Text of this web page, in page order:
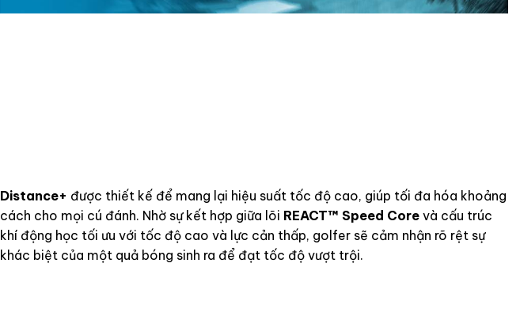
Distance+ được thiết kế để mang lại hiệu suất tốc độ cao, giúp tối đa hóa khoảng
cách cho mọi cú đánh. Nhờ sự kết hợp giữa lõi REACT™ Speed Core và cấu trúc
khí động học tối ưu với tốc độ cao và lực cản thấp, golfer sẽ cảm nhận rõ rệt sự
khác biệt của một quả bóng sinh ra để đạt tốc độ vượt trội.